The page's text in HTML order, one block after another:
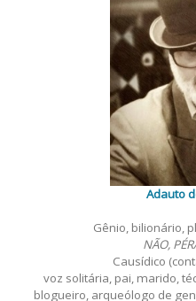
Adauto
Gênio, bilionário,
NÃO,
Causídico
voz solitária, pai, marido,
blogueiro, arqueólogo de